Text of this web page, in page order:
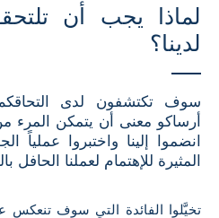
لماذا يجب أن
لدينا؟
سوف تكتشفون لدى
أرساكو معنى أن يتمكن المرء
انضموا إلينا واختبروا عملياً
المثيرة للإهتمام لعملنا الحافل
تخيَّلوا الفائدة التي سوف تنعكس